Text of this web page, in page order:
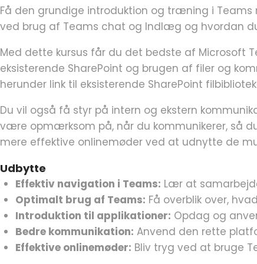
Få den grundige introduktion og træning i
ved brug af Teams chat og Indlæg og hvordan
Med dette kursus får du det bedste af Microsoft
eksisterende SharePoint og brugen af filer og
herunder link til eksisterende SharePoint
Du vil også få styr på intern og ekstern
være opmærksom på, når du kommunikerer, så
mere effektive onlinemøder ved at udnytte de
Udbytte
Effektiv navigation i Teams: Lær at
Optimalt brug af Teams: Få overblik over,
Introduktion til applikationer: Opdag og
Bedre kommunikation: Anvend den rette
Effektive onlinemøder: Bliv tryg ved at bruge